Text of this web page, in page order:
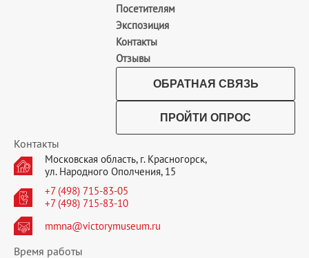
Посетителям
Экспозиция
Контакты
Отзывы
ОБРАТНАЯ СВЯЗЬ
ПРОЙТИ ОПРОС
Контакты
Московская область, г. Красногорск,
ул. Народного Ополчения, 15
+7 (498) 715-83-05
+7 (498) 715-83-10
mmna@victorymuseum.ru
Время работы